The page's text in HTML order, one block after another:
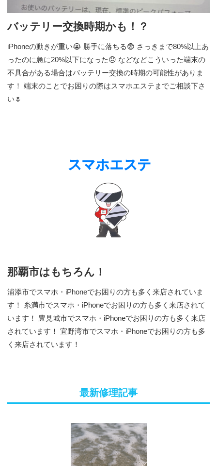
バッテリー交換時期かも！？
iPhoneの動きが重い😭 勝手に落ちる😨 さっきまで80%以上あ
ったのに急に20%以下になった😞 などなどこういった端末の
不具合がある場合はバッテリー交換の時期の可能性がありま
す！ 端末のことでお困りの際はスマホエステまでご相談下さ
い🌷
那覇市はもちろん！
浦添市でスマホ・iPhoneでお困りの方も多く来店されていま
す！ 糸満市でスマホ・iPhoneでお困りの方も多く来店されて
います！ 豊見城市でスマホ・iPhoneでお困りの方も多く来店
されています！ 宜野湾市でスマホ・iPhoneでお困りの方も多
く来店されています！
最新修理記事